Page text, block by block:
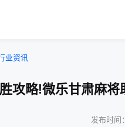
业资讯
攻略!微乐甘肃麻
发布时